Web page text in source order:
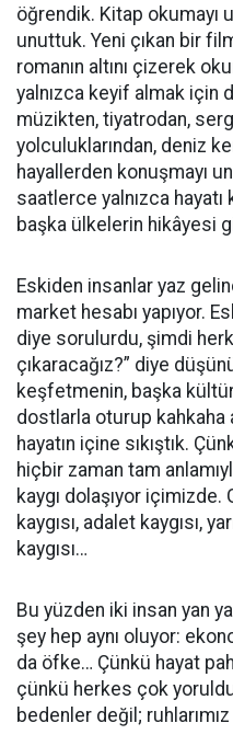
öğrendik. Kitap okumayı
unuttuk. Yeni çıkan bir
romanın altını çizerek
yalnızca keyif almak için
müzikten, tiyatrodan,
yolculuklarından, deniz
hayallerden konuşmayı
saatlerce yalnızca
başka ülkelerin hikâyesi
Eskiden insanlar yaz
market hesabı yapıyor.
diye sorulurdu, şimdi
çıkaracağız?” diye
keşfetmenin, başka
dostlarla oturup kahkaha
hayatın içine sıkıştık.
hiçbir zaman tam
kaygı dolaşıyor içimizde.
kaygısı, adalet kaygısı,
kaygısı…
Bu yüzden iki insan yan
şey hep aynı oluyor:
da öfke… Çünkü hayat
çünkü herkes çok
bedenler değil;